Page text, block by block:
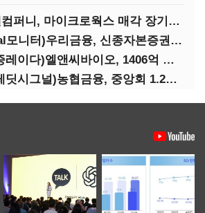
[IB토마토]한앤컴퍼니, 마이크로웍스 매각 장기화 대비…배당 회수판 깔았다
[IB토마토](Deal모니터)우리금융, 신종자본증권 발행했지만 차환금리 '부담'
[IB토마토](유증레이다)엘앤씨바이오, 1406억 유증…최대주주는 절반만 청약
[IB토마토](크레딧시그널)농협금융, 중앙회 1.2조 지원받아 생산적금융 확대